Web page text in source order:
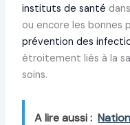
instituts de santé
ou encore les bonnes
prévention des
étroitement liés à la
soins.
A lire aussi :